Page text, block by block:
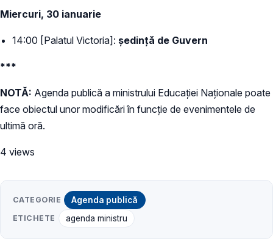
Miercuri, 30 ianuarie
14:00 [Palatul Victoria]: ședință de Guvern
***
NOTĂ: Agenda publică a ministrului Educației Naționale poate
face obiectul unor modificări în funcție de evenimentele de
ultimă oră.
4 views
CATEGORIE Agenda publică
ETICHETE agenda ministru